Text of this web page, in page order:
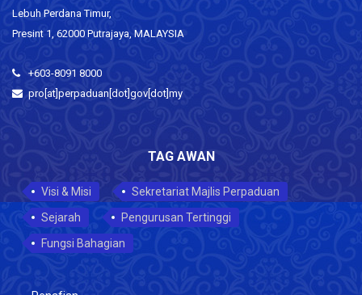
Lebuh Perdana Timur,
Presint 1, 62000 Putrajaya, MALAYSIA
+603-8091 8000
pro[at]perpaduan[dot]gov[dot]my
TAG AWAN
Visi & Misi
Sekretariat Majlis Perpaduan
Sejarah
Pengurusan Tertinggi
Fungsi Bahagian